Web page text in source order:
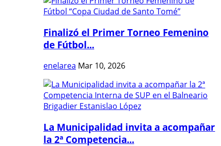
Finalizó el Primer Torneo Femenino
de Fútbol...
enelarea Mar 10, 2026
La Municipalidad invita a acompañar
la 2ª Competencia...